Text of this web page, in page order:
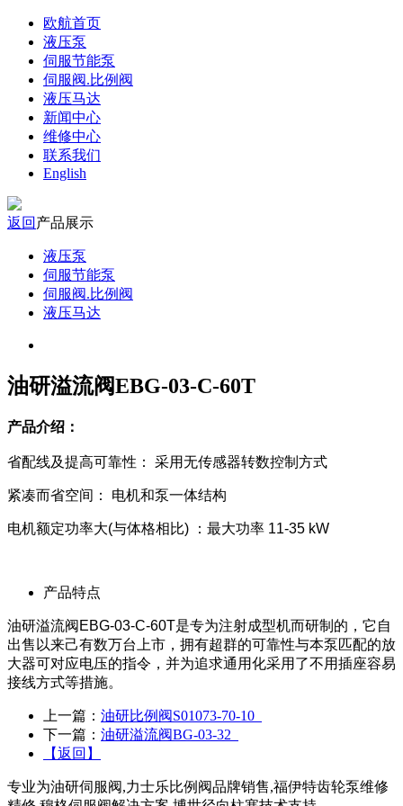
欧航首页
液压泵
伺服节能泵
伺服阀.比例阀
液压马达
新闻中心
维修中心
联系我们
English
返回 产品展示
液压泵
伺服节能泵
伺服阀.比例阀
液压马达
油研溢流阀EBG-03-C-60T
产品介绍：
省配线及提高可靠性： 采用无传感器转数控制方式
紧凑而省空间： 电机和泵一体结构
电机额定功率大(与体格相比) ：最大功率 11-35 kW
产品特点
油研溢流阀EBG-03-C-60T是专为注射成型机而研制的，它自
出售以来己有数万台上市，拥有超群的可靠性与本泵匹配的放
大器可对应电压的指令，并为追求通用化采用了不用插座容易
接线方式等措施。
上一篇： 油研比例阀S01073-70-10
下一篇： 油研溢流阀BG-03-32
【返回】
专业为油研伺服阀,力士乐比例阀品牌销售,福伊特齿轮泵维修